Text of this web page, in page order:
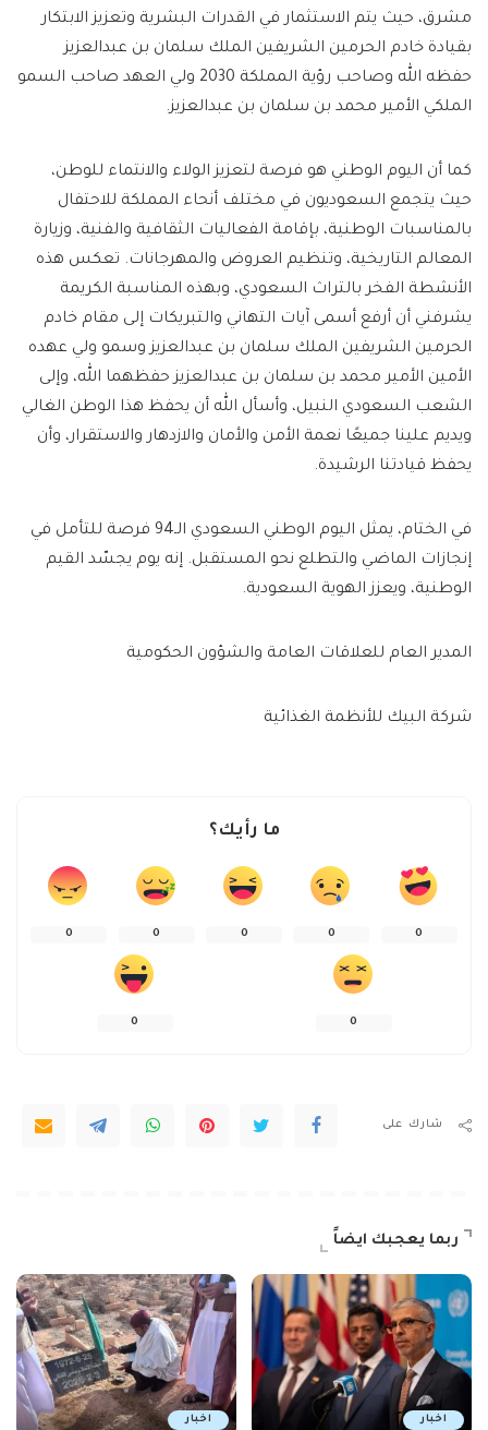
مشرق، حيث يتم الاستثمار في القدرات البشرية وتعزيز الابتكار
بقيادة خادم الحرمين الشريفين الملك سلمان بن عبدالعزيز
حفظه الله وصاحب رؤية المملكة 2030 ولي العهد صاحب السمو
الملكي الأمير محمد بن سلمان بن عبدالعزيز.
كما أن اليوم الوطني هو فرصة لتعزيز الولاء والانتماء للوطن،
حيث يتجمع السعوديون في مختلف أنحاء المملكة للاحتفال
بالمناسبات الوطنية، بإقامة الفعاليات الثقافية والفنية، وزيارة
المعالم التاريخية، وتنظيم العروض والمهرجانات. تعكس هذه
الأنشطة الفخر بالتراث السعودي، وبهذه المناسبة الكريمة
يشرفني أن أرفع أسمى آيات التهاني والتبريكات إلى مقام خادم
الحرمين الشريفين الملك سلمان بن عبدالعزيز وسمو ولي عهده
الأمين الأمير محمد بن سلمان بن عبدالعزيز حفظهما الله، وإلى
الشعب السعودي النبيل، وأسأل الله أن يحفظ هذا الوطن الغالي
ويديم علينا جميعًا نعمة الأمن والأمان والازدهار والاستقرار، وأن
يحفظ قيادتنا الرشيدة.
في الختام، يمثل اليوم الوطني السعودي الـ94 فرصة للتأمل في
إنجازات الماضي والتطلع نحو المستقبل. إنه يوم يجسّد القيم
الوطنية، ويعزز الهوية السعودية.
المدير العام للعلاقات العامة والشؤون الحكومية
شركة البيك للأنظمة الغذائية
ما رأيك؟
0
0
0
0
0
0
0
شارك على
ربما يعجبك ايضاً
اخبار اخبار